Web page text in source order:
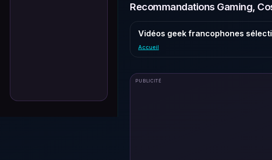
Recommandations Gaming,
Vidéos geek francophones
Accueil
PUBLICITÉ